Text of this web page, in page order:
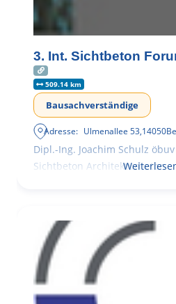
3. Int. Sichtbeton
509.14 km
Bausachverständige
Adresse: Ulmenallee 53,14050
Dipl.-Ing. Joachim Schulz
Sichtbeton Architekturbeton